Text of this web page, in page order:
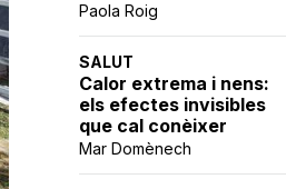
Paola Roig
SALUT
Calor extrema i nens:
els efectes invisibles
que cal conèixer
Mar Domènech